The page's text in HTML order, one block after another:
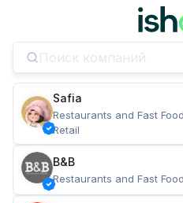
Safia
Restaurants and Fast
Retail
B&B
Restaurants and Fast Food